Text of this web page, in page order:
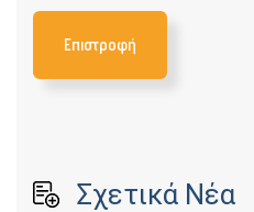
Επιστροφή
Σχετικά Νέα